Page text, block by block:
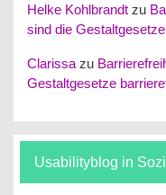
Helke Kohlbrandt zu
sind die
Clarissa zu
Gestaltgesetze
Usabilityblog in